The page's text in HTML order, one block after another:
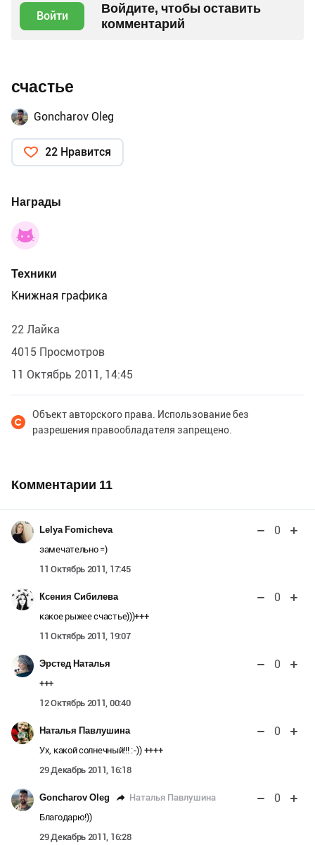
Войти
Войдите, чтобы оставить
комментарий
счастье
Goncharov Oleg
22 Нравится
Награды
Техники
Книжная графика
22 Лайка
4015 Просмотров
11 Октябрь 2011, 14:45
Объект авторского права. Использование без
разрешения правообладателя запрещено.
Комментарии 11
Lelya Fomicheva 0
замечательно =)
11 Октябрь 2011, 17:45
Ксения Сибилева 0
какое рыжее счастье)))+++
11 Октябрь 2011, 19:07
Эрстед Наталья 0
+++
12 Октябрь 2011, 00:40
Наталья Павлушина 0
Ух, какой солнечный!!! :-)) ++++
29 Декабрь 2011, 16:18
Goncharov Oleg Наталья Павлушина 0
Благодарю!))
29 Декабрь 2011, 16:28